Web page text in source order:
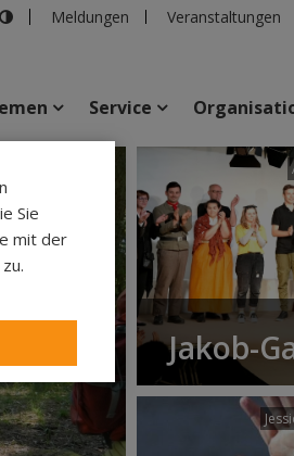
Meldungen Veranstaltungen
Veranstaltungen Personen
Service
Jakob-
Sie
mit der